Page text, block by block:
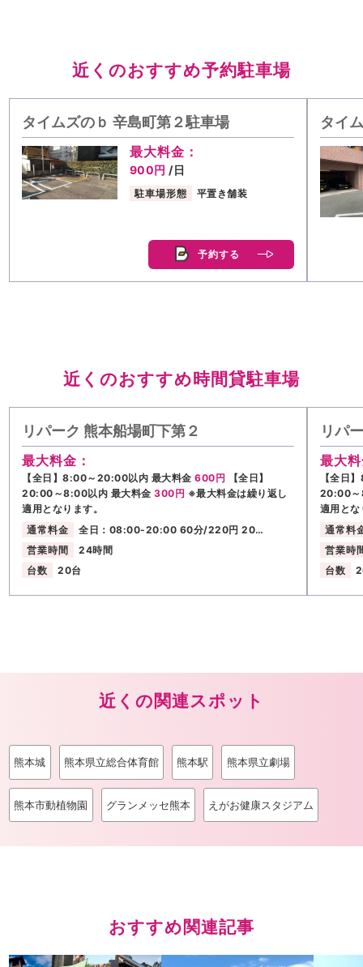
近くのおすすめ予約駐車場
タイムズのｂ 辛島町第２駐車場
最大料金：
900円 /日
駐車場形態 平置き舗装
予約する
タイ
近くのおすすめ時間貸駐車場
リパーク 熊本船場町下第２
最大料金：
【全日】8:00～20:00以内 最大料金600円
【全日】
20:00～8:00以内 最大料金300円 ※最大料金は繰り返し
適用となります。
通常料金
全日：08:00-20:00 60分/220円 20…
営業時間
24時間
台数
20台
リパ
最大
【全日
20:00～
適用と
通常料
営業時
台数
近くの関連スポット
熊本城 熊本県立総合体育館 熊本駅 熊本県立劇場
熊本市動植物園 グランメッセ熊本 えがお健康スタジアム
おすすめ関連記事